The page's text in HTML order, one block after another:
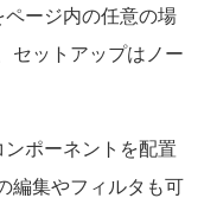
ージ内の任意の場
セットアップはノー
ポーネントを配置
編集やフィルタも可